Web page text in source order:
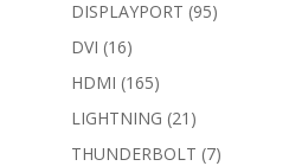
DISPLAYPORT 9595
DVI 1616
products
HDMI 165165
products
LIGHTNING 21 21
products
THUNDERBOLT 77